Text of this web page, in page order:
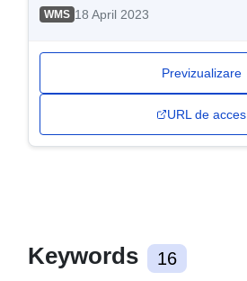
WMS 18 April 2023
Previzualizare
URL de acces
Keywords 16